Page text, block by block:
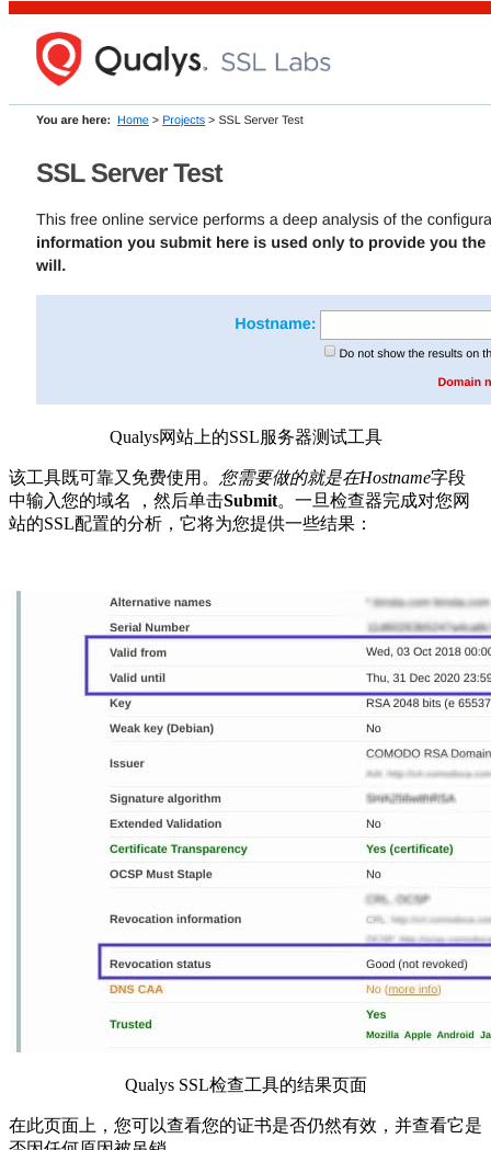
Qualys网站上的SSL服务器测试工具
该工具既可靠又免费使用。 您需要做的就是在Hostname字段
中输入您的域名 ，然后单击Submit。一旦检查器完成对您网
站的SSL配置的分析，它将为您提供一些结果：
Qualys SSL检查工具的结果页面
在此页面上，您可以查看您的证书是否仍然有效，并查看它是